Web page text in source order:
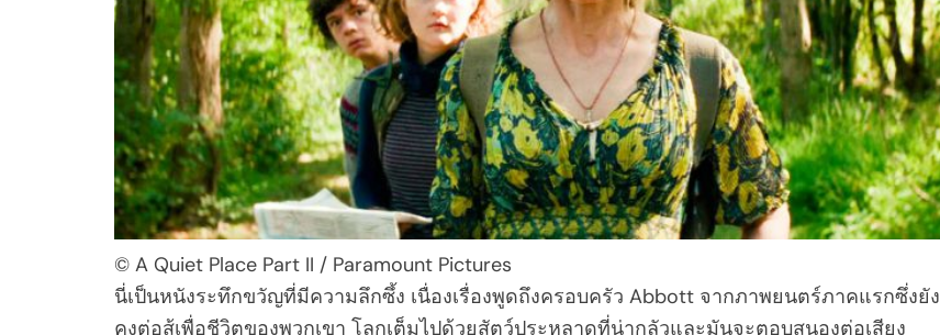
© A Quiet Place Part II / Paramount Pictures
นี่เป็นหนังระทึกขวัญที่มีความลึกซึ้ง เนื่องเรื่องพูดถึงครอบครัว Abbott จากภาพยนตร์ภาคแรกซึ่งยัง
คงต่อสู้เพื่อชีวิตของพวกเขา โลกเต็มไปด้วยสัตว์ประหลาดที่น่ากลัวและมันจะตอบสนองต่อเสียง